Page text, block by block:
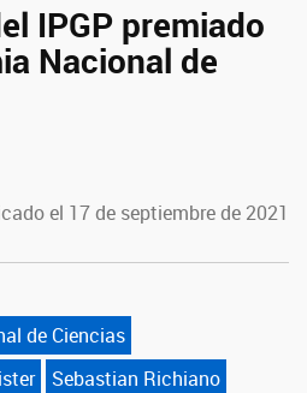
IPGP premiado
Nacional de
en Twitter
el 17 de septiembre de 2021
de Ciencias
Sebastian Richiano